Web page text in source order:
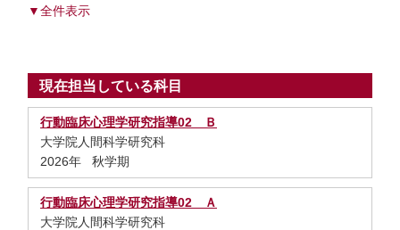
▼全件表示
現在担当している科目
行動臨床心理学研究指導02 Ｂ
大学院人間科学研究科
2026年 秋学期
行動臨床心理学研究指導02 Ａ
大学院人間科学研究科